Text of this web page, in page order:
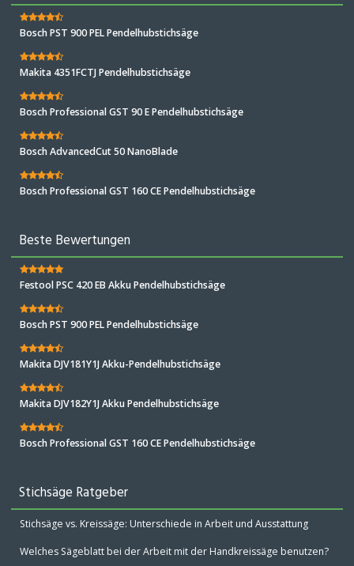
Bosch PST 900 PEL Pendelhubstichsäge
Makita 4351FCTJ Pendelhubstichsäge
Bosch Professional GST 90 E Pendelhubstichsäge
Bosch AdvancedCut 50 NanoBlade
Bosch Professional GST 160 CE Pendelhubstichsäge
Beste Bewertungen
Festool PSC 420 EB Akku Pendelhubstichsäge
Bosch PST 900 PEL Pendelhubstichsäge
Makita DJV181Y1J Akku-Pendelhubstichsäge
Makita DJV182Y1J Akku Pendelhubstichsäge
Bosch Professional GST 160 CE Pendelhubstichsäge
Stichsäge Ratgeber
Stichsäge vs. Kreissäge: Unterschiede in Arbeit und Ausstattung
Welches Sägeblatt bei der Arbeit mit der Handkreissäge benutzen?